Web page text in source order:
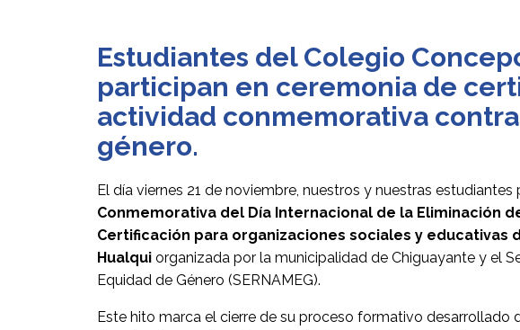
Estudiantes del Colegio
participan en ceremonia de
actividad conmemorativa
género.
El día viernes 21 de noviembre, nuestros y nuestras estudiantes
Conmemorativa del Día Internacional de la Eliminación
Certificación para organizaciones sociales y educativas
Hualquiorganizada por la municipalidad de Chiguayante y el
Equidad de Género (SERNAMEG).
Este hito marca el cierre de su proceso formativo desarrollado